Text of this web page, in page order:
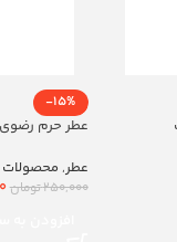
-15%
عطر حرم رضوی 20ml
عطر,
250,000تومان